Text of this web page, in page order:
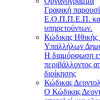
Γραφική
Ε.Ο.Π.Π.Ε.Π. και
υπηρετούντων.
Κώδικας Ηθικής
Υπαλλήλων
Η διαμόρφωση
περιβάλλοντος
διοίκησης
Κώδικας
Ο Κώδικας